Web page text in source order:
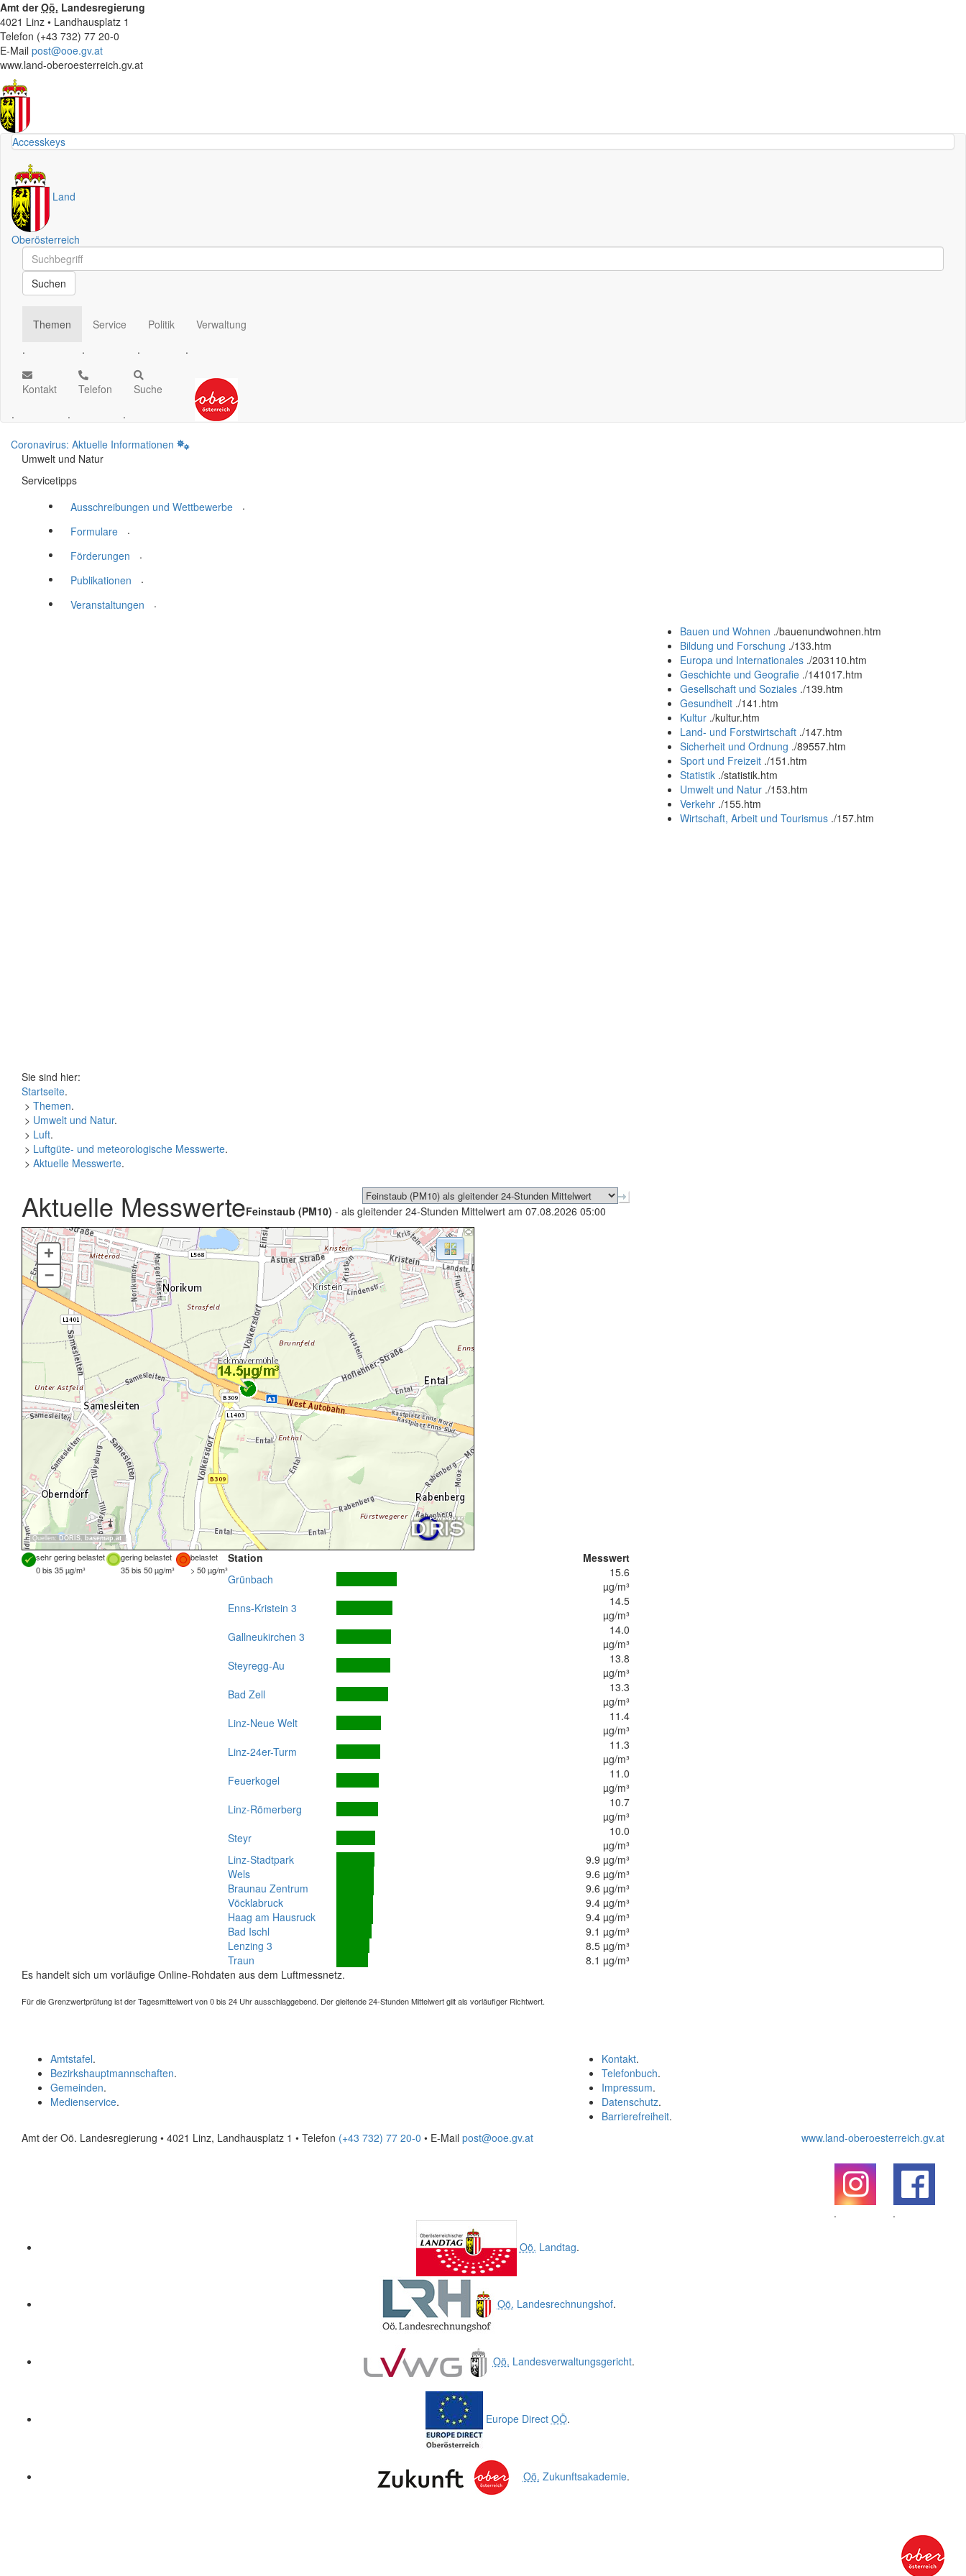
Amt derOö. Landesregierung
4021 Linz • Landhausplatz 1
Telefon (+43 732) 77 20-0
E-Mail post@ooe.gv.at
www.land-oberoesterreich.gv.at
Accesskeys
Land
Oberösterreich
Schnellsuche
Schnellsuche
Suchen
Themen
.
Service
.
Politik
.
Verwaltung
.
Kontakt
.
Telefon
.
Suche
.
Coronavirus: Aktuelle Informationen
Umwelt und Natur
Servicetipps
Ausschreibungen und Wettbewerbe
.
Formulare
.
Förderungen
.
Publikationen
.
Veranstaltungen
.
Bauen und Wohnen ./bauenundwohnen.htm
Bildung und Forschung ./133.htm
Europa und Internationales ./203110.htm
Geschichte und Geografie ./141017.htm
Gesellschaft und Soziales ./139.htm
Gesundheit ./141.htm
Kultur ./kultur.htm
Land- und Forstwirtschaft ./147.htm
Sicherheit und Ordnung ./89557.htm
Sport und Freizeit ./151.htm
Statistik ./statistik.htm
Umwelt und Natur ./153.htm
Verkehr ./155.htm
Wirtschaft, Arbeit und Tourismus ./157.htm
Sie sind hier:
Startseite.
> Themen.
> Umwelt und Natur.
> Luft.
> Luftgüte- und meteorologische Messwerte.
> Aktuelle Messwerte.
Aktuelle MesswerteFeinstaub (PM10) - als gleitender 24-Stunden Mittelwert am 07.08.2026 05:00
Quellen: DORIS, basemap.at
+
–
sehr gering belastet gering belastet
belastet
0 bis 35 µg/m³
35 bis 50 µg/m³ > 50 µg/m³
Station
Messwert
Grünbach
15.6
µg/m³
Enns-Kristein 3
14.5
µg/m³
Gallneukirchen 3
14.0
µg/m³
Steyregg-Au
13.8
µg/m³
Bad Zell
13.3
µg/m³
Linz-Neue Welt
11.4
µg/m³
Linz-24er-Turm
11.3
µg/m³
Feuerkogel
11.0
µg/m³
Linz-Römerberg
10.7
µg/m³
Steyr
10.0
µg/m³
Linz-Stadtpark
9.9 µg/m³
Wels
9.6 µg/m³
Braunau Zentrum
9.6 µg/m³
Vöcklabruck
9.4 µg/m³
Haag am Hausruck
9.4 µg/m³
Bad Ischl
9.1 µg/m³
Lenzing 3
8.5 µg/m³
Traun
8.1 µg/m³
Es handelt sich um vorläufige Online-Rohdaten aus dem Luftmessnetz.
Für die Grenzwertprüfung ist der Tagesmittelwert von 0 bis 24 Uhr ausschlaggebend. Der gleitende 24-Stunden Mittelwert gilt als vorläufiger Richtwert.
Kontakt.
Telefonbuch.
Impressum.
Datenschutz.
Barrierefreiheit.
Amtstafel.
Bezirkshauptmannschaften.
Gemeinden.
Medienservice.
Amt der Oö. Landesregierung • 4021 Linz, Landhausplatz 1 • Telefon (+43 732) 77 20-0 • E-Mail post@ooe.gv.at www.land-oberoesterreich.gv.at
.
.
Oö. Landtag.
Oö. Landesrechnungshof.
Oö. Landesverwaltungsgericht.
Europe Direct OÖ.
Oö. Zukunftsakademie.